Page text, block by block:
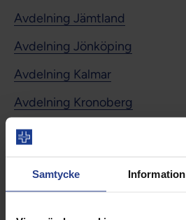
Samtycke Information
Avdelning Jämtland
Avdelning Jönköping
Avdelning Kalmar
Avdelning Kronoberg
Avdelning Norrbotten
Avdelning Stockholm